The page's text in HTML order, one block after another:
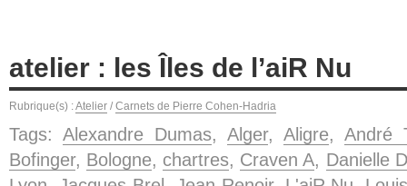
atelier : les Îles de l’aiR Nu
Rubrique(s) :Atelier / Carnets de Pierre Cohen-Hadria
Tags: Alexandre Dumas, Alger, Aligre, André
Bofinger, Bologne, chartres, Craven A, Danielle